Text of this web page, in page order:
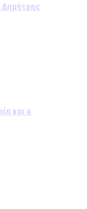
και ο